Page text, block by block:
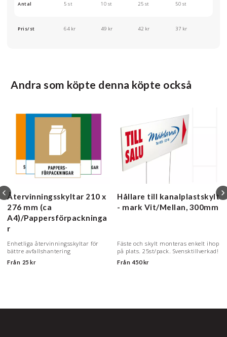
Antal 5 st 10 st 25 st 50 st
Pris/st 64 kr 49 kr 42 kr 37 kr
Andra som köpte denna köpte också
Återvinningsskyltar 210 x
276 mm (ca
A4)/Pappersförpackninga
r
Enhetliga återvinningsskyltar för
bättre avfallshantering
Från 25 kr
Hållare till kanalplastskylt
- mark Vit/Mellan, 300mm
Fäste och skylt monteras enkelt ihop
på plats. 25st/pack. Svensktillverkad!
Från 450 kr